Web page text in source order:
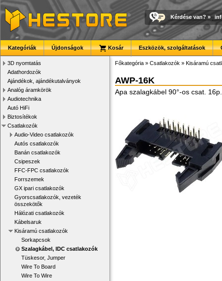
Kérdése van? »
Kategóriák Újdonságok Kosár Eszközök, szolgáltatások
3D nyomtatás
Adathordozók
Ajándékok, ajándékutalványok
Analóg áramkörök
Audiotechnika
Autó HiFi
Biztosítékok
Csatlakozók
Audio-Video csatlakozók
Autós csatlakozók
Banán csatlakozók
Csipeszek
FFC-FPC csatlakozók
Forrszemek
GX ipari csatlakozók
Gyorscsatlakozók, vezeték
összekötők
Hálózati csatlakozók
Kábelsaruk
Kisáramú csatlakozók
Sorkapcsok
Szalagkábel, IDC csatlakozók
Tüskesor, Jumper
Wire To Board
Wire To Wire
Főkategória » Csatlakozók » Kisáramú
AWP-16K
Apa szalagkábel 90°-os csat.